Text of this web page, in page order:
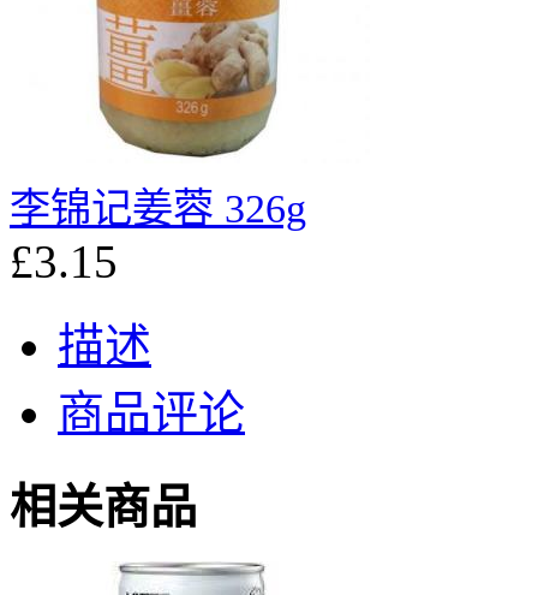
李锦记姜蓉 326g
£3.15
描述
商品评论
相关商品